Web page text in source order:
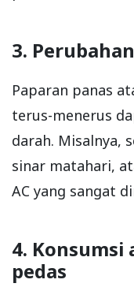
3.
Paparan panas
terus-menerus
darah. Misalnya,
sinar matahari,
AC yang sangat
4. Konsumsi
pedas